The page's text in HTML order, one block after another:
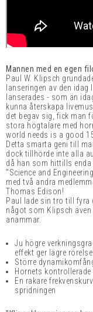
Mannen med en egen
Paul W. Klipsch
lanseringen av den
lanserades - som än
kunna återskapa
det begav sig, fick man
stora högtalare med
world needs is a good
Detta smarta geni till
dock tillhörde inte alla
då han som hittills enda
"Science and
med två andra
Thomas Edison!
Paul lade sin tro till fyra
något som Klipsch även
anammar.
Ju högre
effekt ger lägre
Större
Hornets
En rakare
spridningen